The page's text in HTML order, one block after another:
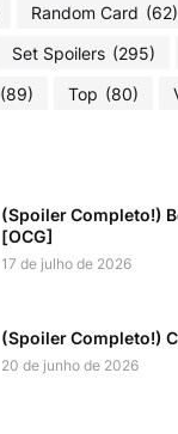
Random Card (62)
Set Spoilers (295)
(89) Top (80)
(Spoiler Completo!)
[OCG]
17 de julho de 2026
(Spoiler Completo!)
20 de junho de 2026